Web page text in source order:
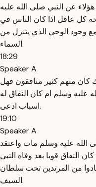
عن النبي صلى الله عليه
كل عاقل اذا كان الناس في
وجود الوحي الذي يتنزل من
السماء.
18:29
Speaker A
منهم كثير منافقون فهل
عليه وسلم ام كان النفاق له
اسباب ادعى.
19:10
Speaker A
الله عليه وسلم مات واعتقد
النفاق قويا بعد وفاه النبي
من المرتدين تحت سلطان
السيف.